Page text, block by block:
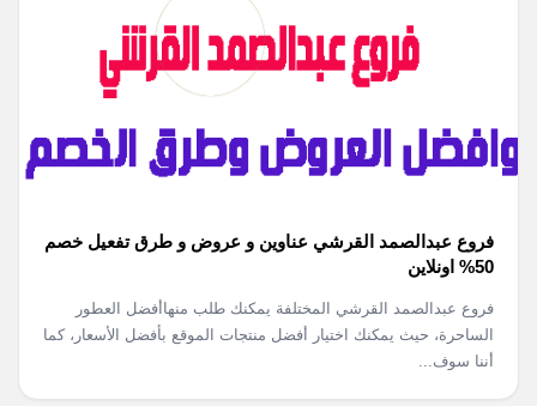
فروع عبدالصمد القرشي عناوين و عروض و طرق تفعيل خصم
50% اونلاين
فروع عبدالصمد القرشي المختلفة يمكنك طلب منهاأفضل العطور
الساحرة، حيث يمكنك اختيار أفضل منتجات الموقع بأفضل الأسعار، كما
أننا سوف...